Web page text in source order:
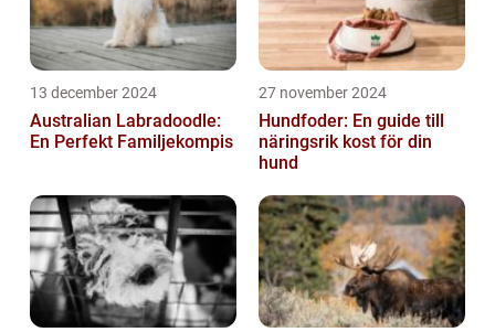
13 december 2024
Australian Labradoodle:
En Perfekt Familjekompis
27 november 2024
Hundfoder: En guide till
näringsrik kost för din
hund